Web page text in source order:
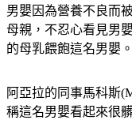
母親，不忍心看見男
的母乳餵飽這名男嬰
稱這名男嬰看起來很
母乳，因此馬科斯將